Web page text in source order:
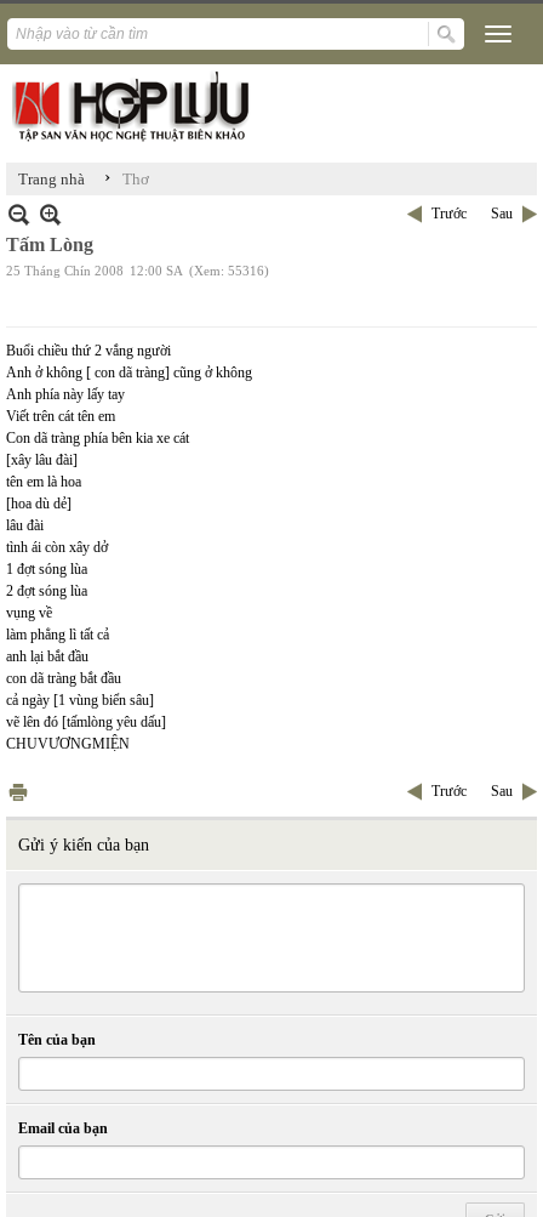
Trang nhà › Thơ
Trước Sau
Tấm Lòng
25 Tháng Chín 2008 12:00 SA (Xem: 55316)
Buổi chiều thứ 2 vắng người
Anh ở không [ con dã tràng] cũng ở không
Anh phía này lấy tay
Viết trên cát tên em
Con dã tràng phía bên kia xe cát
[xây lâu đài]
tên em là hoa
[hoa dù dẻ]
lâu đài
tình ái còn xây dở
1 đợt sóng lùa
2 đợt sóng lùa
vụng về
làm phẳng lì tất cả
anh lại bắt đầu
con dã tràng bắt đầu
cả ngày [1 vùng biển sâu]
vẽ lên đó [tấmlòng yêu dấu]
CHUVƯƠNGMIỆN
Trước Sau
Gửi ý kiến của bạn
Tên của bạn
Email của bạn